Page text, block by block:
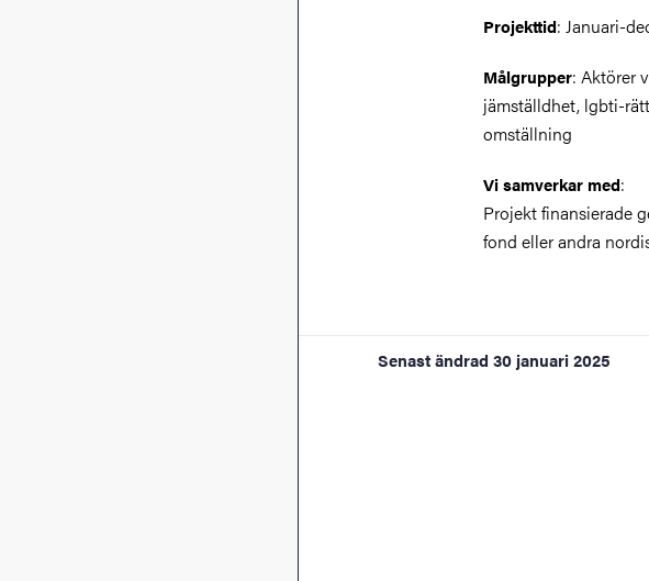
Projekttid: Januari-
Målgrupper: Aktörer
jämställdhet, lgbti-
omställning
Vi samverkar med:
Projekt finansierade
fond eller andra
Senast ändrad 30 januari 2025